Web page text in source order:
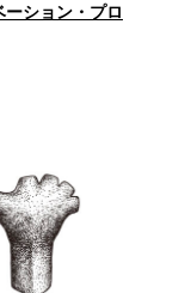
ション・プロ